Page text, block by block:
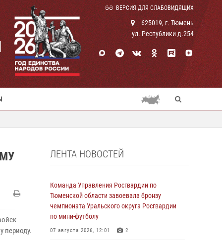
ВЕРСИЯ ДЛЯ СЛАБОВИДЯЩИХ
625019, г. Тюмень
ул. Республики д.254
периоду.
ЛЕНТА НОВОСТЕЙ
Команда Управления Росгвардии по
Тюменской области завоевала бронзу
чемпионата Уральского округа Росгвардии
по мини-футболу
07 августа 2026, 12:01 2